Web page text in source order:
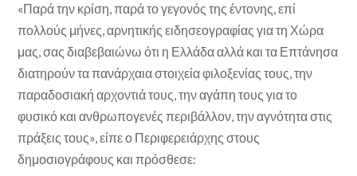
«Παρά την κρίση, παρά το γεγονός της έντονης, επί
πολλούς μήνες, αρνητικής ειδησεογραφίας για τη Χώρα
μας, σας διαβεβαιώνω ότι η Ελλάδα αλλά και τα Επτάνησα
διατηρούν τα πανάρχαια στοιχεία φιλοξενίας τους, την
παραδοσιακή αρχοντιά τους, την αγάπη τους για το
φυσικό και ανθρωπογενές περιβάλλον, την αγνότητα στις
πράξεις τους», είπε ο Περιφερειάρχης στους
δημοσιογράφους και πρόσθεσε: